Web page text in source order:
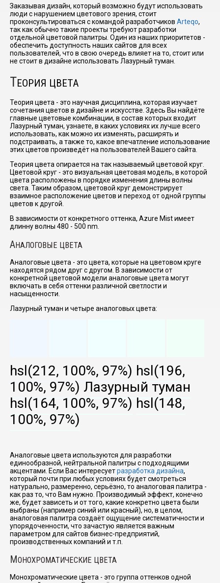
Заказывая дизайн, который возможно будут использовать
люди с нарушением цветового зрения, стоит
проконсультироваться с командой разработчиков Arteqo,
так как обычно такие проекты требуют разработки
отдельной цветовой палитры. Один из наших приоритетов -
обеспечить доступность наших сайтов для всех
пользователей, что в свою очередь влияет на то, стоит или
не стоит в дизайне использовать Лазурный туман.
ТЕОРИЯ ЦВЕТА
Теория цвета - это научная дисциплина, которая изучает
сочетания цветов в дизайне и искусстве. Здесь Вы найдёте
главные цветовые комбинации, в состав которых входит
Лазурный туман, узнаете, в каких условиях их лучше всего
использовать, как можно их изменять, расширять и
подстраивать, а также то, какое впечатление использование
этих цветов произведёт на пользователей Вашего сайта.
Теория цвета опирается на так называемый цветовой круг.
Цветовой круг - это визуальная цветовая модель, в которой
цвета расположены в порядке изменения длины волны
света. Таким образом, цветовой круг демонстрирует
взаимное расположение цветов и переход от одной группы
цветов к другой.
В зависимости от конкретного оттенка, Azure Mist имеет
длинну волны 480 - 500 nm.
АНАЛОГОВЫЕ ЦВЕТА
Аналоговые цвета - это цвета, которые на цветовом круге
находятся рядом друг с другом. В зависимости от
конкретной цветовой модели аналоговые цвета могут
включать в себя оттенки различной светлости и
насыщенности.
Лазурный туман и четыре аналоговых цвета:
hsl(212, 100%, 97%) hsl(196,
100%, 97%) Лазурный туман
hsl(164, 100%, 97%) hsl(148,
100%, 97%)
Аналоговые цвета используются для разработки
единообразной, нейтральной палитры с подходящими
акцентами. Если Вас интересуетразработка дизайна,
который почти при любых условиях будет смотреться
натурально, размеренно, серьёзно, то аналоговая палитра -
как раз то, что Вам нужно. Производимый эффект, конечно
же, будет зависеть и от того, какие конкретно цвета были
выбраны (например синий или красный), но, в целом,
аналоговая палитра создаёт ощущение систематичности и
упорядоченности, что зачастую является важным
параметром для сайтов бизнес-предприятий,
производственных компаний и т.п.
МОНОХРОМАТИЧЕСКИЕ ЦВЕТА
Монохроматические цвета - это группа оттенков одной